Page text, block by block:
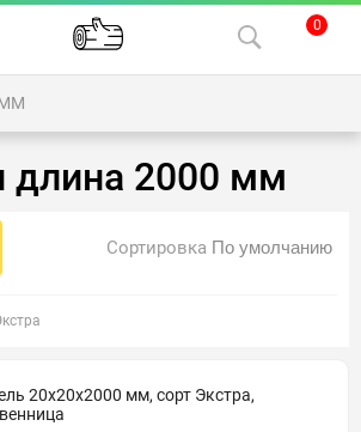
0
длина 2000 мм
Сортировка
20х20х2000 мм, сорт Экстра,